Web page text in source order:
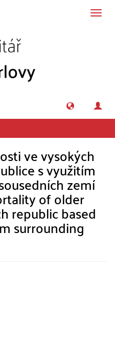
ve vysokých
s využitím
zemí
of older
republic based
surrounding